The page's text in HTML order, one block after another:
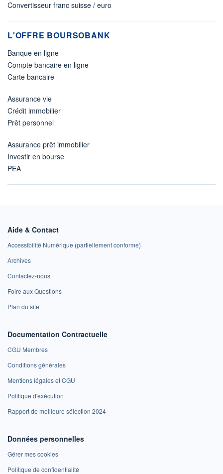
Convertisseur franc suisse / euro
L'OFFRE BOURSOBANK
Banque en ligne
Compte bancaire en ligne
Carte bancaire
Assurance vie
Crédit immobilier
Prêt personnel
Assurance prêt immobilier
Investir en bourse
PEA
Aide & Contact
Accessibilité Numérique (partiellement conforme)
Archives
Contactez-nous
Foire aux Questions
Plan du site
Documentation Contractuelle
CGU Membres
Conditions générales
Mentions légales et CGU
Politique d'exécution
Rapport de meilleure sélection 2024
Données personnelles
Gérer mes cookies
Politique de confidentialité